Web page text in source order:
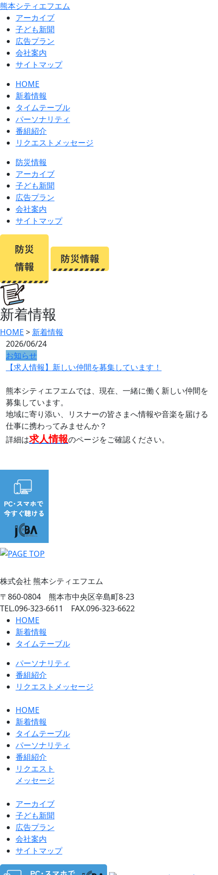
熊本シティエフエム
アーカイブ
⼦ども新聞
広告プラン
会社案内
サイトマップ
HOME
新着情報
タイムテーブル
パーソナリティ
番組紹介
リクエストメッセージ
防災情報
アーカイブ
子ども新聞
広告プラン
会社案内
サイトマップ
新着情報
HOME >新着情報
2026/06/24
お知らせ
【求人情報】新しい仲間を募集しています！
熊本シティエフエムでは、現在、一緒に働く新しい仲間を
募集しています。
地域に寄り添い、リスナーの皆さまへ情報や音楽を届ける
仕事に携わってみませんか？
詳細は求人情報のページをご確認ください。
株式会社 熊本シティエフエム
〒860-0804 熊本市中央区辛島町8-23
TEL.096-323-6611 FAX.096-323-6622
HOME
新着情報
タイムテーブル
パーソナリティ
番組紹介
リクエストメッセージ
HOME
新着情報
タイムテーブル
パーソナリティ
番組紹介
リクエスト
メッセージ
アーカイブ
⼦ども新聞
広告プラン
会社案内
サイトマップ